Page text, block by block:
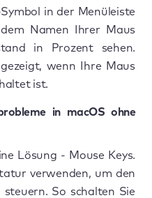
in der Menüleiste
Namen Ihrer Maus
in Prozent sehen.
wenn Ihre Maus
ist.
in macOS ohne
Lösung - Mouse Keys.
verwenden, um den
steuern. So schalten Sie